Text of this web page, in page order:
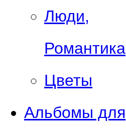
Люди,
Романтика
Цветы
Альбомы для